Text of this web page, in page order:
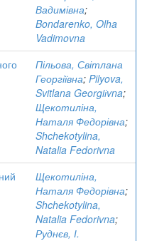
Вадимівна;
Bondarenko, Olha
Vadimovna
Пільова, Світлана
Георгіївна; Pilyova,
Svitlana Georgiіvna;
Щекотиліна,
Наталя Федорівна;
Shchekotylina,
Natalia Fedorivna
Щекотиліна,
Наталя Федорівна;
Shchekotylina,
Natalia Fedorivna;
Руднєв, І.